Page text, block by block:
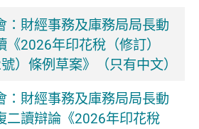
：財經事務及庫務局局長動
《2026年印花稅（修訂）
號）條例草案》（只有中文）
：財經事務及庫務局局長動
二讀辯論《2026年印花稅